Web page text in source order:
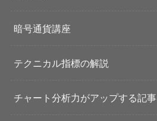
暗号通貨講座
テクニカル指標の解説
チャート分析力がアップする記事